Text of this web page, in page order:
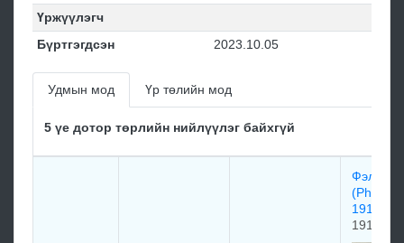
Үржүүлэгч
Бүртгэгдсэн
2023.10.05
Удмын мод Үр төлийн мод
5 үе дотор төрлийн нийлүүлэг байхгүй
Фэларис
(Phalaris
1913)
1913